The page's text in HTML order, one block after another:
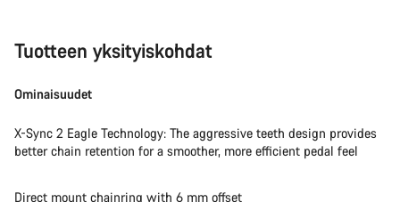
Tuotteen yksityiskohdat
Ominaisuudet
X-Sync 2 Eagle Technology: The aggressive teeth design provides
better chain retention for a smoother, more efficient pedal feel
Direct mount chainring with 6 mm offset